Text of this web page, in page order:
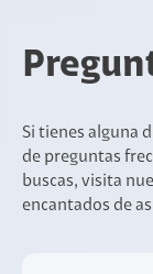
Si tienes alguna
de preguntas
buscas, visita
encantados de